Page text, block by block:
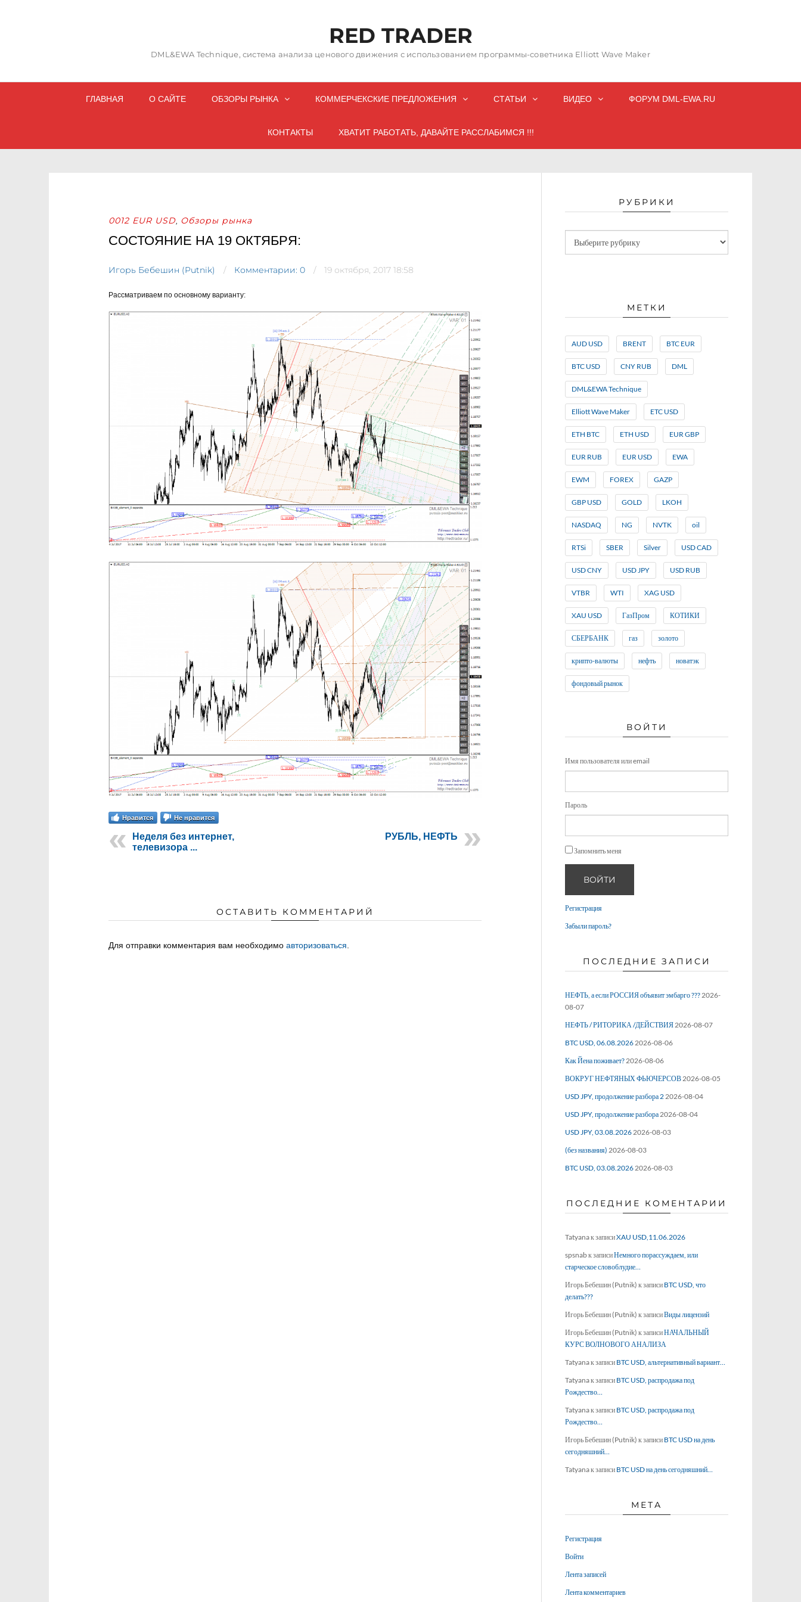
RED TRADER
DML&EWA Technique, система анализа ценового движения с использованием программы-советника Elliott Wave Maker
ГЛАВНАЯ О САЙТЕ ОБЗОРЫ РЫНКА КОММЕРЧЕКСКИЕ ПРЕДЛОЖЕНИЯ СТАТЬИ ВИДЕО ФОРУМ DML-EWA.RU
КОНТАКТЫ ХВАТИТ РАБОТАТЬ, ДАВАЙТЕ РАССЛАБИМСЯ !!!
0012 EUR USD, Обзоры рынка
СОСТОЯНИЕ НА 19 ОКТЯБРЯ:
Игорь Бебешин (Putnik) Комментарии: 0 19 октября, 2017 18:58
Рассматриваем по основному варианту:
Нравится Не нравится
Неделя без интернет,
телевизора ...
РУБЛЬ, НЕФТЬ
ОСТАВИТЬ КОММЕНТАРИЙ
Для отправки комментария вам необходимо авторизоваться
РУБРИКИ
МЕТКИ
AUD USD BRENT BTC EUR
BTC USD CNY RUB DML
DML&EWA Technique
Elliott Wave Maker ETC USD
ETH BTC ETH USD EUR GBP
EUR RUB EUR USD EWA
EWM FOREX GAZP
GBP USD GOLD LKOH
NASDAQ NG NVTK oil
RTSi SBER Silver USD CAD
USD CNY USD JPY USD RUB
VTBR WTI XAG USD
XAU USD ГазПром КОТИКИ
СБЕРБАНК газ золото
крипто-валюты нефть новатэк
фондовый рынок
ВОЙТИ
Имя пользователя или email
Пароль
Запомнить меня
ВОЙТИ
Регистрация
Забыли пароль?
ПОСЛЕДНИЕ ЗАПИСИ
НЕФТЬ, а если РОССИЯ объявит эмбарго ???2026-
08-07
НЕФТЬ / РИТОРИКА /ДЕЙСТВИЯ2026-08-07
BTC USD, 06.08.20262026-08-06
Как Йена поживает?2026-08-06
ВОКРУГ НЕФТЯНЫХ ФЬЮЧЕРСОВ2026-08-05
USD JPY, продолжение разбора 22026-08-04
USD JPY, продолжение разбора2026-08-04
USD JPY, 03.08.20262026-08-03
(без названия) 2026-08-03
BTC USD, 03.08.20262026-08-03
ПОСЛЕДНИЕ КОМЕНТАРИИ
Tatyanaк записиXAU USD,11.06.2026
spsnabк записиНемного порассуждаем, или
старческое словоблудие…
Игорь Бебешин (Putnik) к записи BTC USD, что
делать???
Игорь Бебешин (Putnik) к записиВиды лицензий
Игорь Бебешин (Putnik) к записиНАЧАЛЬНЫЙ
КУРС ВОЛНОВОГО АНАЛИЗА
Tatyanaк записи BTC USD, альтернативный вариант…
Tatyanaк записи BTC USD, распродажа под
Рождество…
Tatyanaк записи BTC USD, распродажа под
Рождество…
Игорь Бебешин (Putnik) к записи BTC USD на день
сегодняшний…
Tatyanaк записи BTC USD на день сегодняшний…
МЕТА
Регистрация
Войти
Лента записей
Лента комментариев